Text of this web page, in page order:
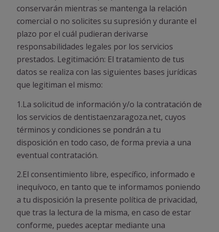
conservarán mientras se mantenga la relación
comercial o no solicites su supresión y durante el
plazo por el cuál pudieran derivarse
responsabilidades legales por los servicios
prestados. Legitimación: El tratamiento de tus
datos se realiza con las siguientes bases jurídicas
que legitiman el mismo:
1.La solicitud de información y/o la contratación de
los servicios de dentistaenzaragoza.net, cuyos
términos y condiciones se pondrán a tu
disposición en todo caso, de forma previa a una
eventual contratación.
2.El consentimiento libre, específico, informado e
inequívoco, en tanto que te informamos poniendo
a tu disposición la presente política de privacidad,
que tras la lectura de la misma, en caso de estar
conforme, puedes aceptar mediante una